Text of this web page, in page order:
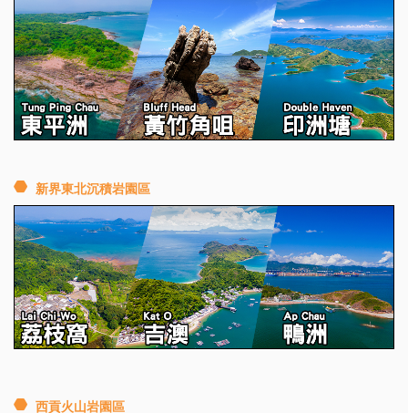
新界東北沉積岩園區
西貢火山岩園區